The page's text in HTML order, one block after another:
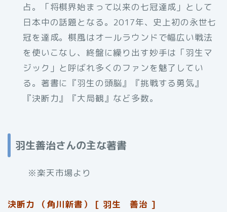
占。「将棋界始まって以来の七冠達成」として
日本中の話題となる。2017年、史上初の永世七
冠を達成。棋風はオールラウンドで幅広い戦法
を使いこなし、終盤に繰り出す妙手は「羽生マ
ジック」と呼ばれ多くのファンを魅了してい
る。著書に『羽生の頭脳』『挑戦する勇気』
『決断力』『大局観』など多数。
羽生善治さんの主な著書
※楽天市場より
決断力 （角川新書） [ 羽生 善治 ]